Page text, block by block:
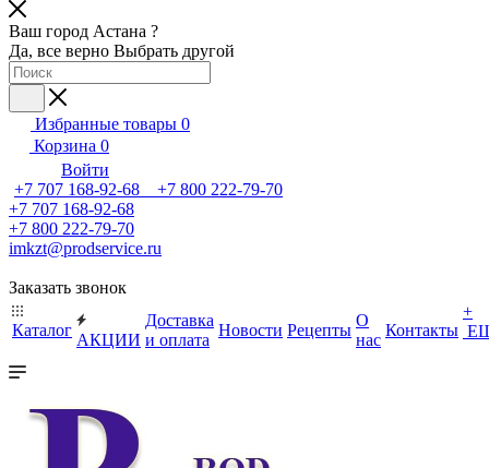
Ваш город Астана ?
Да, все верно Выбрать другой
Избранные товары 0
Корзина 0
Войти
+7 707 168-92-68 +7 800 222-79-70
+7 707 168-92-68
+7 800 222-79-70
imkzt@prodservice.ru
Заказать звонок
Каталог
АКЦИИ
Доставка
и оплата
Новости Рецепты
О
нас
Контакты
+